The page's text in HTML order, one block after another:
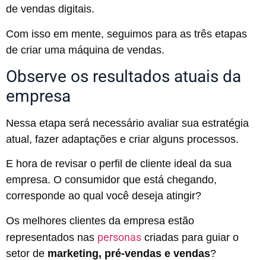
de vendas digitais.
Com isso em mente, seguimos para as três etapas
de criar uma máquina de vendas.
Observe os resultados atuais da
empresa
Nessa etapa será necessário avaliar sua estratégia
atual, fazer adaptações e criar alguns processos.
E hora de revisar o perfil de cliente ideal da sua
empresa. O consumidor que está chegando,
corresponde ao qual você deseja atingir?
Os melhores clientes da empresa estão
representados nas personas criadas para guiar o
setor de marketing, pré-vendas e vendas?